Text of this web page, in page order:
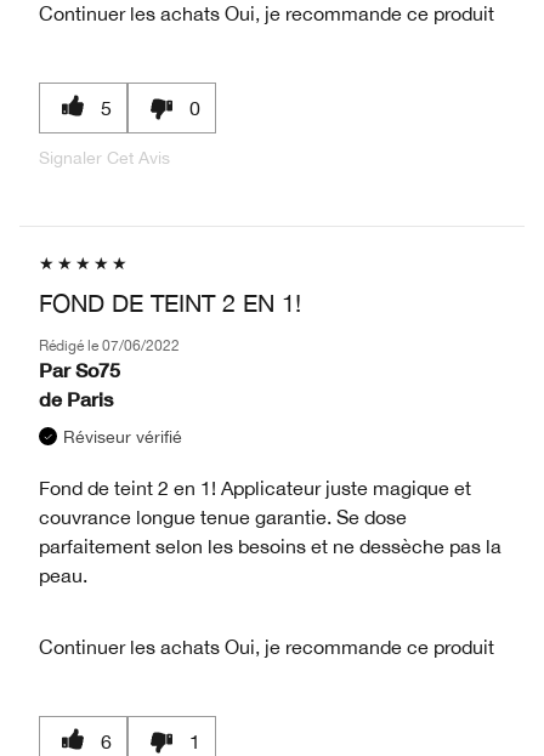
Continuer les achats Oui, je recommande ce produit
5 0
Signaler Cet Avis
FOND DE TEINT 2 EN 1!
Rédigé le 07/06/2022
Par So75
de Paris
Réviseur vérifié
Fond de teint 2 en 1! Applicateur juste magique et
couvrance longue tenue garantie. Se dose
parfaitement selon les besoins et ne dessèche pas la
peau.
Continuer les achats Oui, je recommande ce produit
6 1